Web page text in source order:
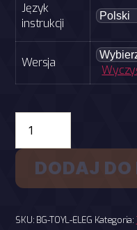
Język
instrukcji
Wersja
Time
of
YourDODAJ
SKU: BG-TOYL-ELEG Kategoria: